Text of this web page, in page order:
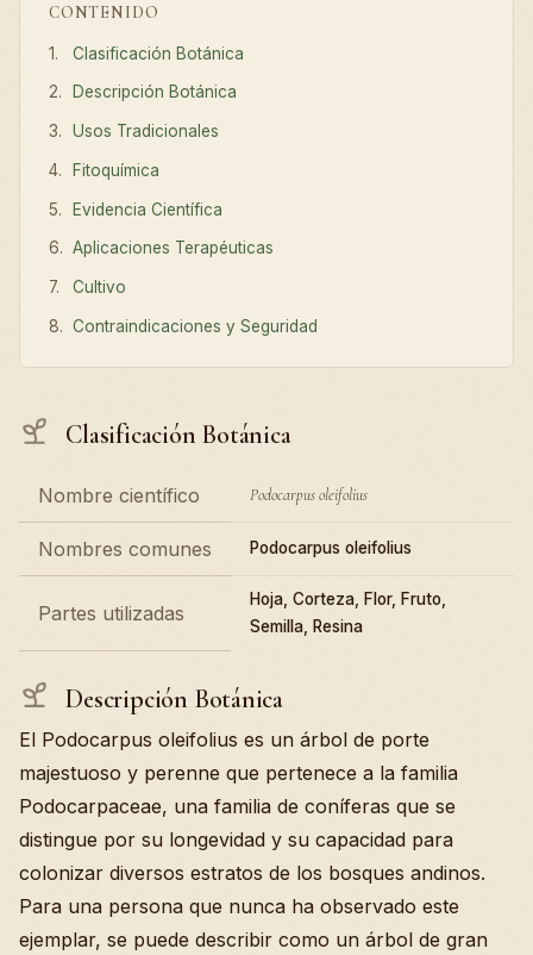
CONTENIDO
Clasificación Botánica
Descripción Botánica
Usos Tradicionales
Fitoquímica
Evidencia Científica
Aplicaciones Terapéuticas
Cultivo
Contraindicaciones y Seguridad
Clasificación Botánica
Nombre científico Podocarpus oleifolius
Nombres comunes Podocarpus oleifolius
Partes utilizadas
Hoja, Corteza, Flor, Fruto,
Semilla, Resina
Descripción Botánica
El Podocarpus oleifolius es un árbol de porte
majestuoso y perenne que pertenece a la familia
Podocarpaceae, una familia de coníferas que se
distingue por su longevidad y su capacidad para
colonizar diversos estratos de los bosques andinos.
Para una persona que nunca ha observado este
ejemplar, se puede describir como un árbol de gran